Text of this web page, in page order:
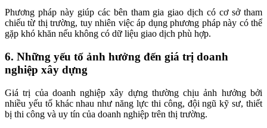
Phương pháp này giúp các bên tham gia giao dịch có cơ sở tham
chiếu từ thị trường, tuy nhiên việc áp dụng phương pháp này có thể
gặp khó khăn nếu không có dữ liệu giao dịch phù hợp.
6. Những yếu tố ảnh hưởng đến giá trị doanh
nghiệp xây dựng
Giá trị của doanh nghiệp xây dựng thường chịu ảnh hưởng bởi
nhiều yếu tố khác nhau như năng lực thi công, đội ngũ kỹ sư, thiết
bị thi công và uy tín của doanh nghiệp trên thị trường.